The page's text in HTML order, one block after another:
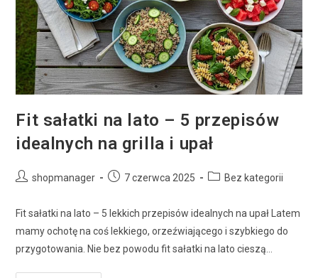
Fit sałatki na lato – 5 przepisów
idealnych na grilla i upał
shopmanager 7 czerwca 2025 Bez kategorii
Fit sałatki na lato – 5 lekkich przepisów idealnych na upał Latem
mamy ochotę na coś lekkiego, orzeźwiającego i szybkiego do
przygotowania. Nie bez powodu fit sałatki na lato cieszą…